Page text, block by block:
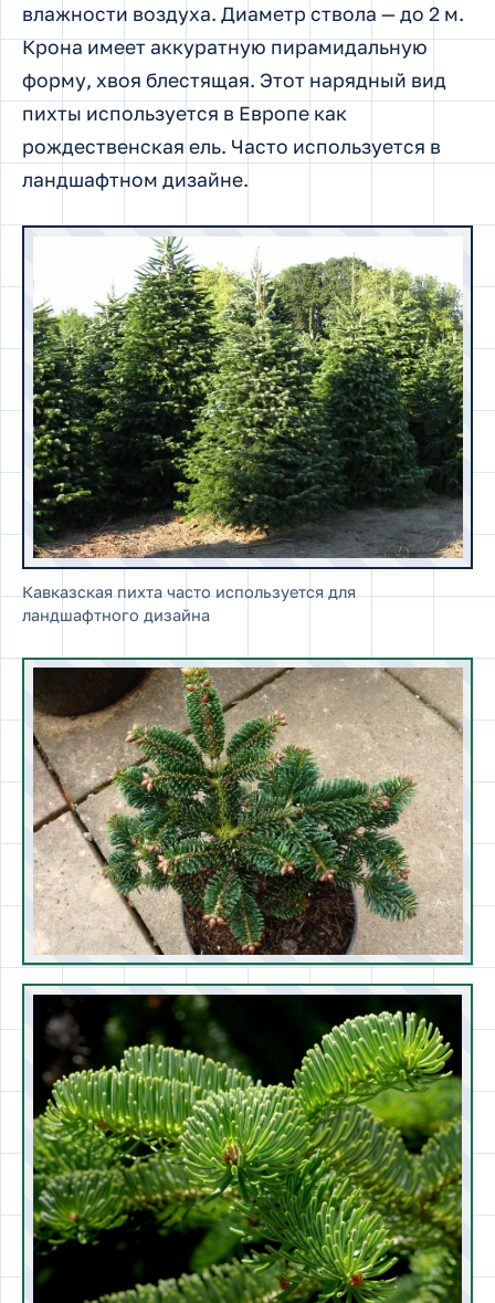
влажности воздуха. Диаметр ствола — до 2 м.
Крона имеет аккуратную пирамидальную
форму, хвоя блестящая. Этот нарядный вид
пихты используется в Европе как
рождественская ель. Часто используется в
ландшафтном дизайне.
Кавказская пихта часто используется для
ландшафтного дизайна